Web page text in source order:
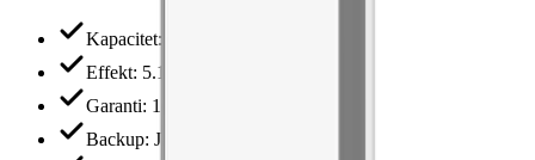
Kapacitet:
Effekt: 5.12 kW
Garanti: 10 år
Backup: Ja